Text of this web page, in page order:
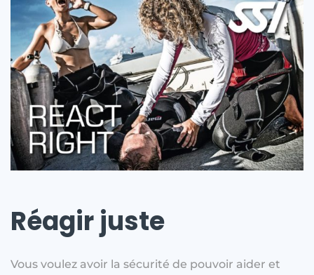
Réagir juste
Vous voulez avoir la sécurité de pouvoir aider et